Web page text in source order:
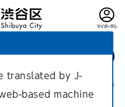
現在のページ
translated by J-
based machine